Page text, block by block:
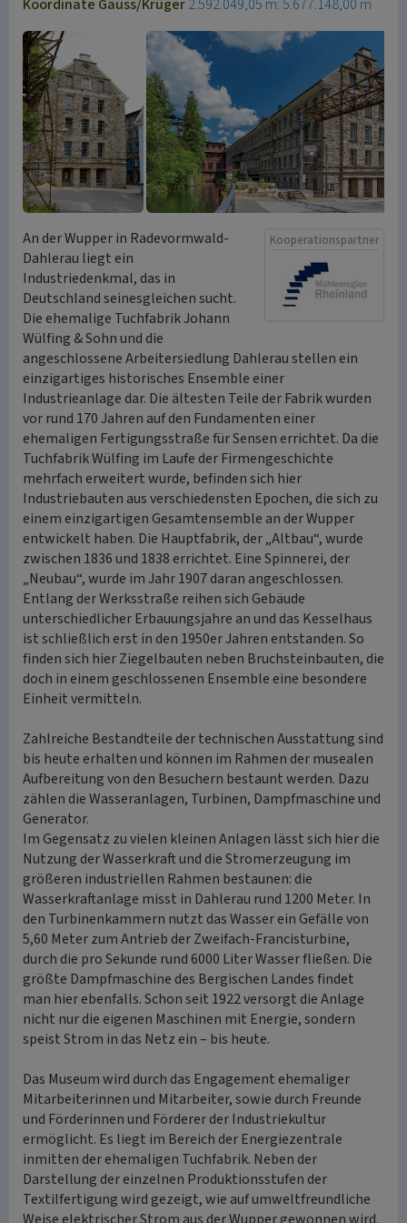
Koordinate Gauss/Krüger2.592.049,05 m: 5.677.148,00 m
Kooperationspartner
An der Wupper in Radevormwald-
Dahlerau liegt ein
Industriedenkmal, das in
Deutschland seinesgleichen sucht.
Die ehemalige Tuchfabrik Johann
Wülfing & Sohn und die
angeschlossene Arbeitersiedlung Dahlerau stellen ein
einzigartiges historisches Ensemble einer
Industrieanlage dar. Die ältesten Teile der Fabrik wurden
vor rund 170 Jahren auf den Fundamenten einer
ehemaligen Fertigungsstraße für Sensen errichtet. Da die
Tuchfabrik Wülfing im Laufe der Firmengeschichte
mehrfach erweitert wurde, befinden sich hier
Industriebauten aus verschiedensten Epochen, die sich zu
einem einzigartigen Gesamtensemble an der Wupper
entwickelt haben. Die Hauptfabrik, der „Altbau“, wurde
zwischen 1836 und 1838 errichtet. Eine Spinnerei, der
„Neubau“, wurde im Jahr 1907 daran angeschlossen.
Entlang der Werksstraße reihen sich Gebäude
unterschiedlicher Erbauungsjahre an und das Kesselhaus
ist schließlich erst in den 1950er Jahren entstanden. So
finden sich hier Ziegelbauten neben Bruchsteinbauten, die
doch in einem geschlossenen Ensemble eine besondere
Einheit vermitteln.
Zahlreiche Bestandteile der technischen Ausstattung sind
bis heute erhalten und können im Rahmen der musealen
Aufbereitung von den Besuchern bestaunt werden. Dazu
zählen die Wasseranlagen, Turbinen, Dampfmaschine und
Generator.
Im Gegensatz zu vielen kleinen Anlagen lässt sich hier die
Nutzung der Wasserkraft und die Stromerzeugung im
größeren industriellen Rahmen bestaunen: die
Wasserkraftanlage misst in Dahlerau rund 1200 Meter. In
den Turbinenkammern nutzt das Wasser ein Gefälle von
5,60 Meter zum Antrieb der Zweifach-Francisturbine,
durch die pro Sekunde rund 6000 Liter Wasser fließen. Die
größte Dampfmaschine des Bergischen Landes findet
man hier ebenfalls. Schon seit 1922 versorgt die Anlage
nicht nur die eigenen Maschinen mit Energie, sondern
speist Strom in das Netz ein – bis heute.
Das Museum wird durch das Engagement ehemaliger
Mitarbeiterinnen und Mitarbeiter, sowie durch Freunde
und Förderinnen und Förderer der Industriekultur
ermöglicht. Es liegt im Bereich der Energiezentrale
inmitten der ehemaligen Tuchfabrik. Neben der
Darstellung der einzelnen Produktionsstufen der
Textilfertigung wird gezeigt, wie auf umweltfreundliche